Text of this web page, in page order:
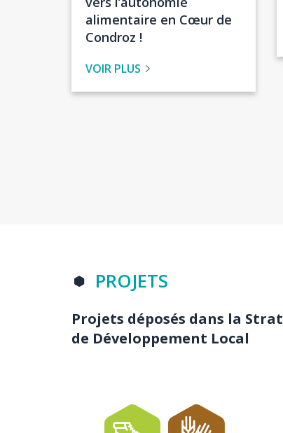
alimentaire en Cœur de
Condroz !
VOIR PLUS
Titre
sectionPROJETS
Body
Projets déposés dans la
de Développement Local